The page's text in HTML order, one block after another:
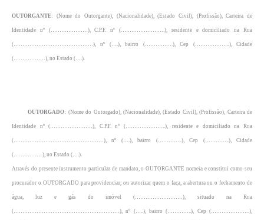
OUTORGANTE: (Nome do Outorgante), (Nacionalidade), (Estado Civil), (Profissão), Carteira de
Identidade nº (…………………), C.P.F. nº (…………………….), residente e domiciliado na Rua
(………………………………………), nº (….), bairro (…………….), Cep (………………..), Cidade
(………………), no Estado (….).
OUTORGADO: (Nome do Outorgado), (Nacionalidade), (Estado Civil), (Profissão), Carteira de
Identidade nº (……………………), C.P.F. nº (…………………..), residente e domiciliado na Rua
(……………………………………………), nº (….), bairro (…………..), Cep (…………..), Cidade
(……………..), no Estado (….).
Através do presente instrumento particular de mandato, o OUTORGANTE nomeia e constitui como seu
procurador o OUTORGADO para providenciar, ou autorizar quem o faça, a abertura ou o fechamento de
água, luz e gás do imóvel (………………………), situado na Rua
(……………………………………………………), nº (…..), bairro (…………..), Cep (………………….),